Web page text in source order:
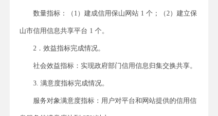
数量指标：（1）建成信用保山网站 1 个；（2）建立保
山市信用信息共享平台 1 个。
2．效益指标完成情况。
社会效益指标：实现政府部门信用信息归集交换共享。
3. 满意度指标完成情况。
服务对象满意度指标：用户对平台和网站提供的信用信